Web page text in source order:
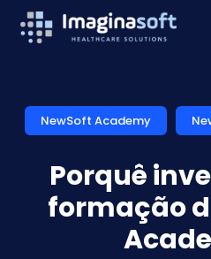
NewSoft Academy
Porquê
formação